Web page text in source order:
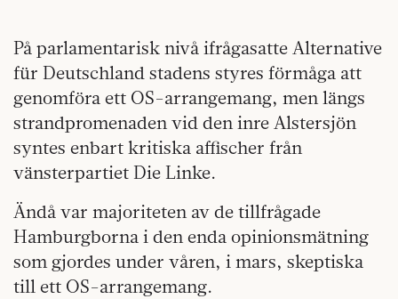
På parlamentarisk nivå ifrågasatte Alternative
für Deutschland stadens styres förmåga att
genomföra ett OS-arrangemang, men längs
strandpromenaden vid den inre Alstersjön
syntes enbart kritiska affischer från
vänsterpartiet Die Linke.
Ändå var majoriteten av de tillfrågade
Hamburgborna i den enda opinionsmätning
som gjordes under våren, i mars, skeptiska
till ett OS-arrangemang.